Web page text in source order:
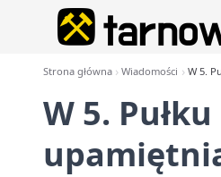
Strona główna Wiadomości W 5.
W 5.